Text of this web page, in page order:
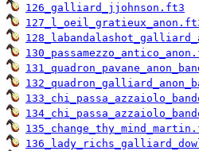
126_galliard_jjohnson.ft3